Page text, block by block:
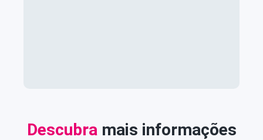
Descubra mais informações